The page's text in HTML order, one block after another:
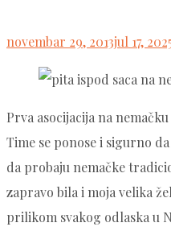
Posted
novembar 29, 2013jul 17,
Prva asocijacija na
Time se ponose i sigurno
da probaju nemačke
zapravo bila i moja velika
prilikom svakog odlaska u